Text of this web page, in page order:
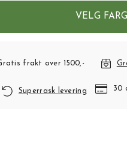
VELG
frakt over 1500,-
Superrask levering 30